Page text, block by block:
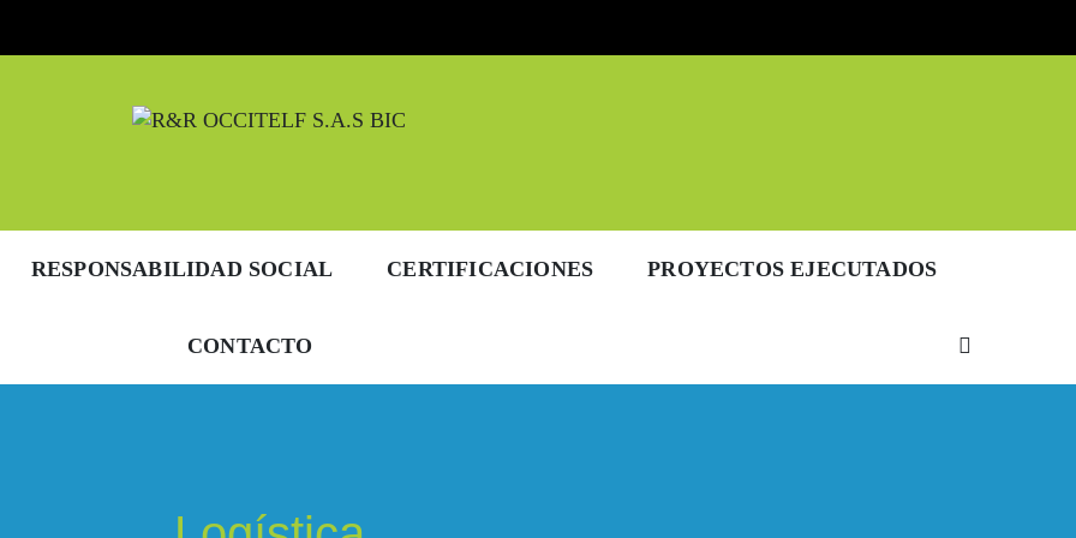
RESPONSABILIDAD SOCIAL CERTIFICACIONES PROYECTOS EJECUTADOS
CONTACTO